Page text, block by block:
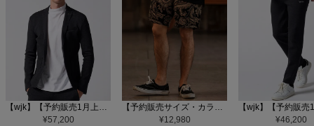
【wjk】【予約販売1月上旬～中旬入荷】function knit jacket(jacquard check) ニットジャケット(207 mw08j)
¥57,200
【予約販売サイズ・カラーにより納期異なる】【CAMBIO(カンビオ)】Gobelin Short Pants ショートパンツ(CAM25SS-002)
¥12,980 ¥46,200